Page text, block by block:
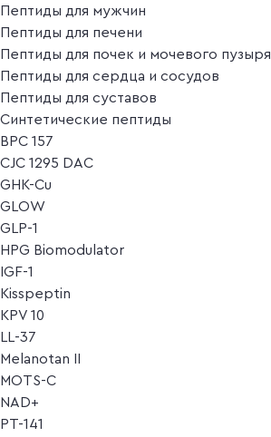
Пептиды для мужчин
Пептиды для печени
Пептиды для почек и мочевого пузыря
Пептиды для сердца и сосудов
Пептиды для суставов
Синтетические пептиды
BPC 157
CJC 1295 DAC
GHK-Cu
GLOW
GLP-1
HPG Biomodulator
IGF-1
Kisspeptin
KPV 10
LL-37
Melanotan II
MOTS-C
NAD+
PT-141